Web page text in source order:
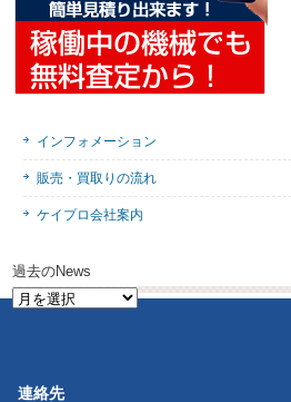
インフォメーション
販売・買取りの流れ
ケイプロ会社案内
過去のNews
過
連絡先